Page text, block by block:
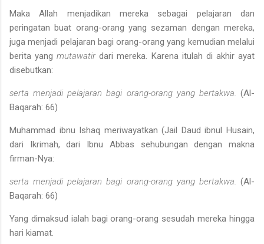
Maka Allah menjadikan mereka sebagai pelajaran dan
peringatan buat orang-orang yang sezaman dengan mereka,
juga menjadi pelajaran bagi orang-orang yang kemudian melalui
berita yangmutawatirdari mereka. Karena itulah di akhir ayat
disebutkan:
serta menjadi pelajaran bagi orang-orang yang bertakwa. (Al­
Baqarah: 66)
Muhammad ibnu Ishaq meriwayatkan (Jail Daud ibnul Husain,
dari Ikrimah, dari Ibnu Abbas sehubungan dengan makna
firman-Nya:
serta menjadi pelajaran bagi orang-orang yang bertakwa. (Al­
Baqarah: 66)
Yang dimaksud ialah bagi orang-orang sesudah mereka hingga
hari kiamat.